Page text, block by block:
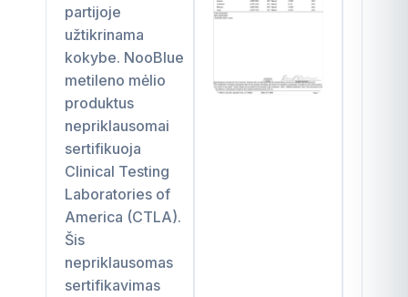
partijoje
užtikrinama
kokybe. NooBlue
metileno mėlio
produktus
nepriklausomai
sertifikuoja
Clinical Testing
Laboratories of
America (CTLA).
Šis
nepriklausomas
sertifikavimas